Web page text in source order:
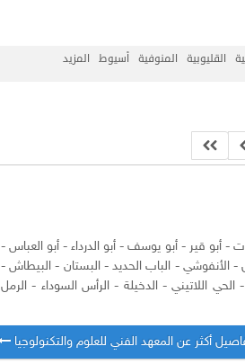
القليوبية المنوفية أسيوط المزيد
-أبو قير -أبو يوسف- أبو الدرداء- أبو العباس -
- الأنفوشي - الباب الحديد- البستان - البيطاش-
الحي اللاتيني- الدخيلة - الرأس السوداء - الرمل
أكثر عن المعهد الفني للعلوم والتكنولوجيا